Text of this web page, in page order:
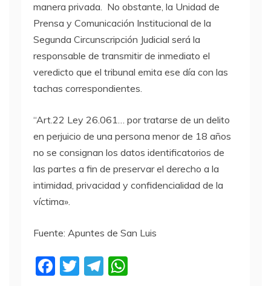
manera privada. No obstante, la Unidad de
Prensa y Comunicación Institucional de la
Segunda Circunscripción Judicial será la
responsable de transmitir de inmediato el
veredicto que el tribunal emita ese día con las
tachas correspondientes.
“Art.22 Ley 26.061… por tratarse de un delito
en perjuicio de una persona menor de 18 años
no se consignan los datos identificatorios de
las partes a fin de preservar el derecho a la
intimidad, privacidad y confidencialidad de la
víctima».
Fuente: Apuntes de San Luis
F
T
T